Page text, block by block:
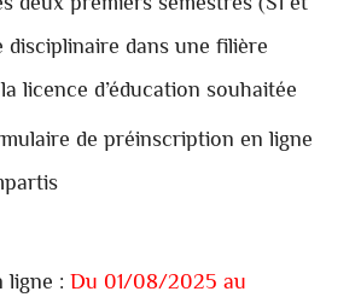
disciplinaire dans une filière
licence d’éducation souhaitée
de préinscription en ligne
: Du 01/08/2025 au